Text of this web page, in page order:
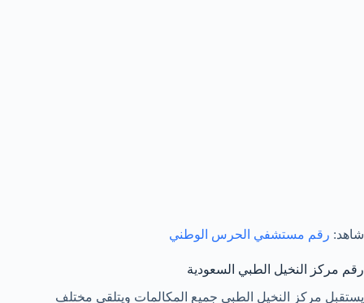
شاهد: رقم مستشفي الحرس الوطني
رقم مركز النخيل الطبي السعودية
يستقبل مركز النخيل الطبي جميع المكالمات ويتلقي مختلف